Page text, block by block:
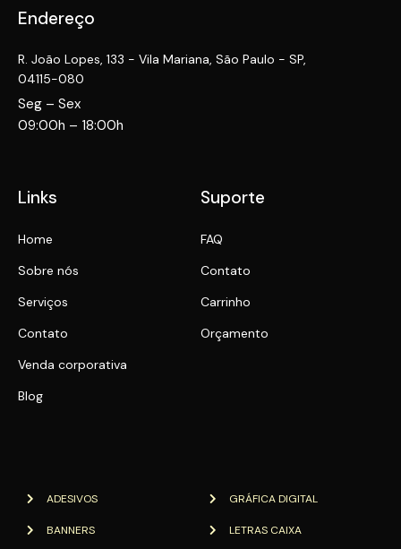
Endereço
R. João Lopes, 133 - Vila Mariana, São Paulo - SP,
04115-080
Seg – Sex
09:00h – 18:00h
Links
Home
Sobre nós
Serviços
Contato
Venda corporativa
Blog
Suporte
FAQ
Contato
Carrinho
Orçamento
ADESIVOS
BANNERS
GRÁFICA DIGITAL
LETRAS CAIXA